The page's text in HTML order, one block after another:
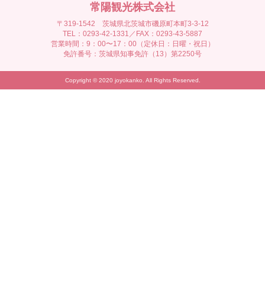
常陽観光株式会社
〒319-1542 茨城県北茨城市磯原町本町3-3-12
TEL：0293-42-1331／FAX：0293-43-5887
営業時間：9：00〜17：00（定休日：日曜・祝日）
免許番号：茨城県知事免許（13）第2250号
Copyright © 2020 joyokanko. All Rights Reserved.